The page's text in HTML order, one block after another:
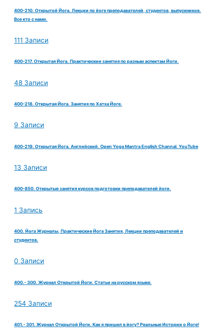
400-210. Открытой Йога. Лекции по йоге преподавателей, студентов, выпускников.
Все кто с нами.
111 Записи
400-217. Открытая Йога. Практические занятия по разным аспектам Йоги.
48 Записи
400-218. Открытая Йога. Занятия по Хатха Йоге.
9 Записи
400-219. Открытая Йога. Английский. Open Yoga Mantra English Channal. YouTube
13 Записи
400-850. Открытые занятия курсов подготовки преподавателей йоги.
1 Запись
400. Йога Журналы, Практические Йога Занятия, Лекции преподавателей и
студентов.
0 Записи
400.- 300. Журнал Открытой Йоги. Статьи на русском языке.
254 Записи
401.- 301. Журнал Открытой Йоги. Как я пришел в йогу? Реальные Истории о Йоге!